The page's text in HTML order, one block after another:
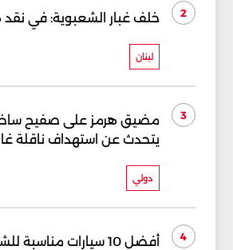
2 خلف غبار الشعبوية: في
لبنان
3
مضيق هرمز على صفيح
يتحدث عن استهداف ناقلة
دولي
4 أفضل 10 سيارات مناسبة للشباب